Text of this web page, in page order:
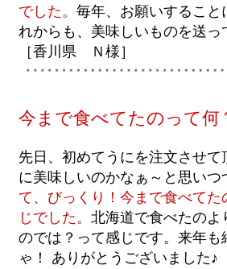
でした。 毎年、お願いすること
れからも、美味しいものを送っ
［香川県 Ｎ様］
今まで食べてたのって何
先日、初めてうにを注文させて
に美味しいのかなぁ～と思いつ
て、びっくり！今まで食べてた
じでした。 北海道で食べたのよ
のでは？って感じです。来年も
ゃ！ ありがとうございました♪